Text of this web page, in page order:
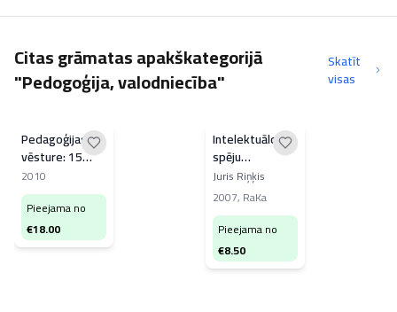
Citas grāmatas apakškategorijā
"Pedogoģija, valodniecība"
Skatīt
visas
Pedagoģijas
vēsture: 15
jautājumi
2010
Pieejama no
€18.00
Intelektuālo
spēju
attīstīšana
Juris Riņķis
2007, RaKa
Pieejama no
€8.50